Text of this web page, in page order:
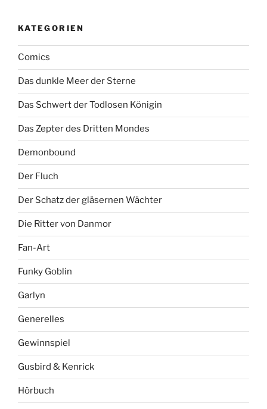
KATEGORIEN
Comics
Das dunkle Meer der Sterne
Das Schwert der Todlosen Königin
Das Zepter des Dritten Mondes
Demonbound
Der Fluch
Der Schatz der gläsernen Wächter
Die Ritter von Danmor
Fan-Art
Funky Goblin
Garlyn
Generelles
Gewinnspiel
Gusbird & Kenrick
Hörbuch